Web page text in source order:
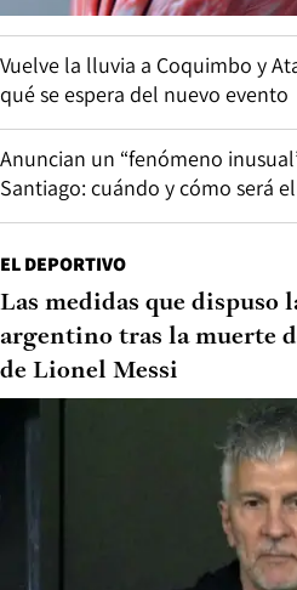
Vuelve la lluvia a Coquimbo y
qué se espera del nuevo evento
Anuncian un “fenómeno
Santiago: cuándo y cómo será
EL DEPORTIVO
Las medidas que dispuso
argentino tras la muerte
de Lionel Messi